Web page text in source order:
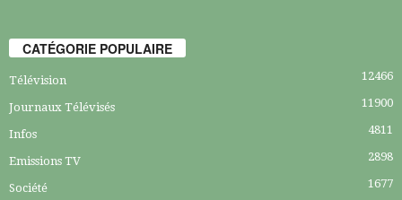
CATÉGORIE POPULAIRE
Télévision 12466
Journaux Télévisés 11900
Infos 4811
Emissions TV 2898
Société 1677